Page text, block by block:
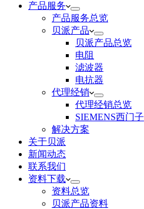
产品服务
产品服务总览
贝派产品
贝派产品总览
电阻
滤波器
电抗器
代理经销
代理经销总览
SIEMENS西门子
解决方案
关于贝派
新闻动态
联系我们
资料下载
资料总览
贝派产品资料